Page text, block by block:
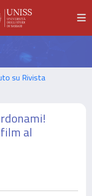
su Rivista
al